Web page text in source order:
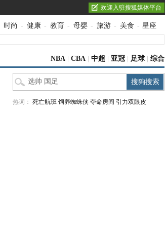
欢迎入驻搜狐媒体平台
时尚 - 健康 - 教育 - 母婴 - 旅游 - 美食 - 星座
NBA CBA 中超 亚冠 足球 综合
热词： 死亡航班 饲养蜘蛛侠 夺命房间 引力双眼皮